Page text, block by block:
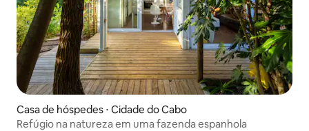
Casa de hóspedes ⋅ Cidade do Cabo
Refúgio na natureza em uma fazenda espanhola